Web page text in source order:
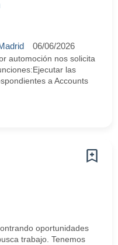
06/06/2026
automoción nos solicita
las
a Accounts
oportunidades
trabajo. Tenemos